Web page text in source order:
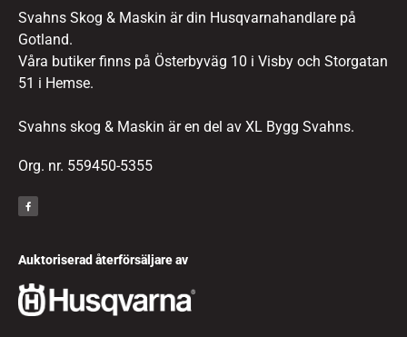
Svahns Skog & Maskin är din Husqvarnahandlare på
Gotland.
Våra butiker finns på Österbyväg 10 i Visby och Storgatan
51 i Hemse.
Svahns skog & Maskin är en del av XL Bygg Svahns.
Org. nr. 559450-5355
Auktoriserad återförsäljare av